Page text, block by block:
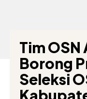
Tim
Borong
Seleksi